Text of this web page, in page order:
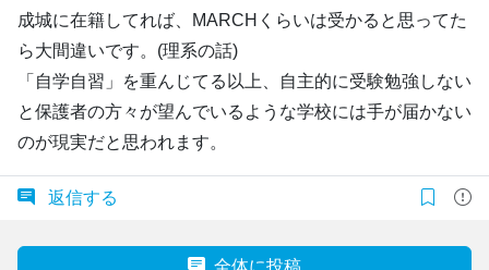
成城に在籍してれば、MARCHくらいは受かると思ってた
ら大間違いです。(理系の話)
「自学自習」を重んじてる以上、自主的に受験勉強しない
と保護者の方々が望んでいるような学校には手が届かない
のが現実だと思われます。
返信する
全体に投稿